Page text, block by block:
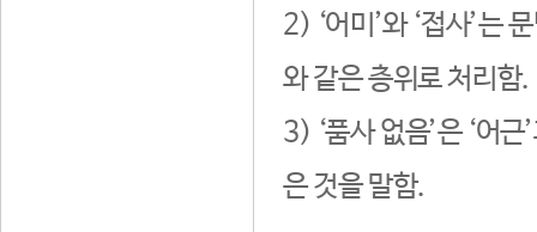
2) ‘어미’와 ‘접사’는
와 같은 층위로 처리함.
3) ‘품사 없음’은 ‘어
은 것을 말함.